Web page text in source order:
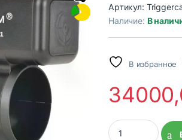
Артикул:
Наличие: В
В избранное
Камера